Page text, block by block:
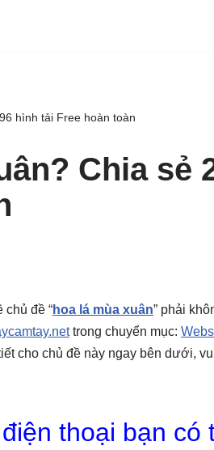
hình tải Free hoàn toàn
Chia sẻ
chủ đề “hoa lá mùa xuân” phải
trong chuyển mục:
cho chủ đề này ngay bên dưới,
thoại bạn có